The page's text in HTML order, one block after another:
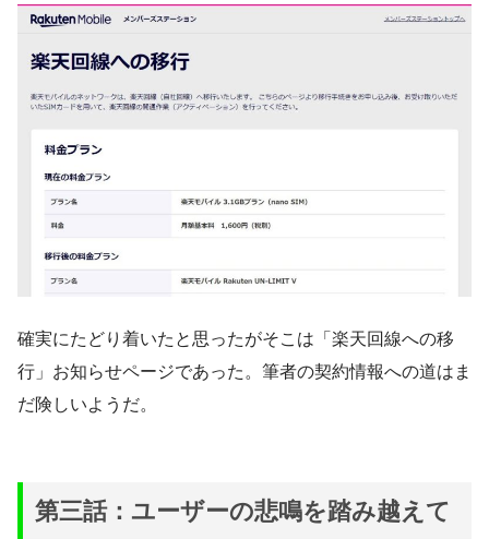
確実にたどり着いたと思ったがそこは「楽天回線への移
行」お知らせページであった。筆者の契約情報への道はま
だ険しいようだ。
第三話：ユーザーの悲鳴を踏み越えて